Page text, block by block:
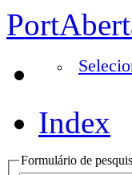
Index
Formulário de